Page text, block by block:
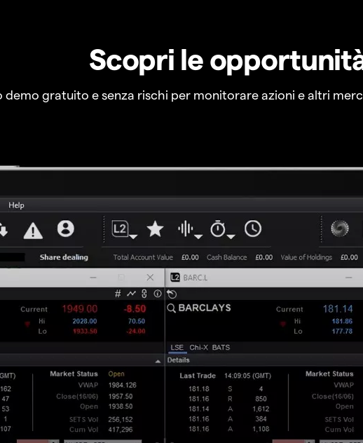
Scopri le
demo gratuito e senza rischi per monitorare azioni e altri